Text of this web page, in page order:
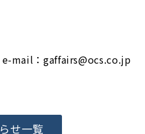
mail：gaffairs@ocs.co.jp
せ一覧